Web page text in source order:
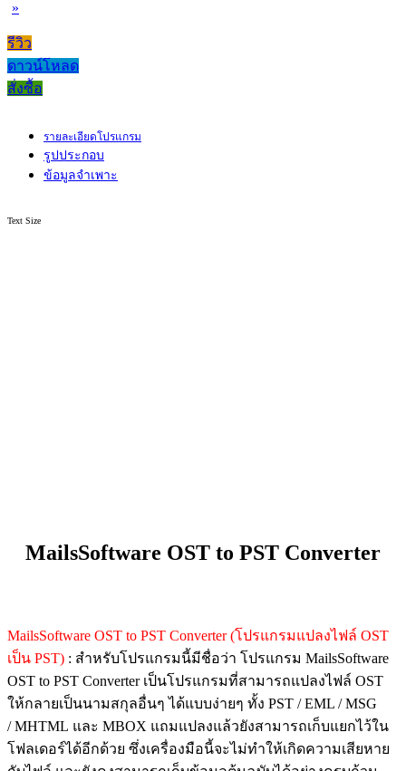
»
รีวิว
ดาวน์โหลด
สั่งซื้อ
รายละเอียดโปรแกรม
รูปประกอบ
ข้อมูลจำเพาะ
Text Size
MailsSoftware OST to PST Converter
MailsSoftware OST to PST Converter (โปรแกรมแปลงไฟล์ OST
เป็น PST) : สำหรับโปรแกรมนี้มีชื่อว่า โปรแกรม MailsSoftware
OST to PST Converter เป็นโปรแกรมที่สามารถแปลงไฟล์ OST
ให้กลายเป็นนามสกุลอื่นๆ ได้แบบง่ายๆ ทั้ง PST / EML / MSG
/ MHTML และ MBOX แถมแปลงแล้วยังสามารถเก็บแยกไว้ใน
โฟลเดอร์ได้อีกด้วย ซึ่งเครื่องมือนี้จะไม่ทำให้เกิดความเสียหาย